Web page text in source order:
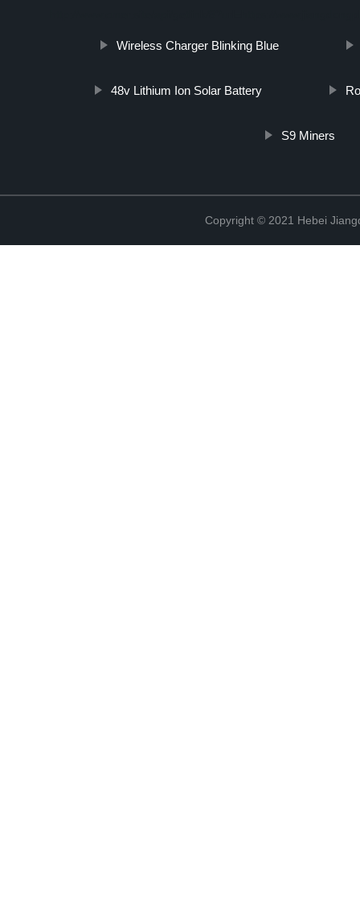
Wireless Charger Blinking Blue
48v Lithium Ion Solar Battery
S9 Miners
Copyright © 2021 Hebei